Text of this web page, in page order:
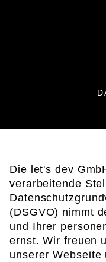
Die let's dev
verarbeitende
(DSGVO) nimmt
und Ihrer
ernst. Wir freuen
unserer Webseite